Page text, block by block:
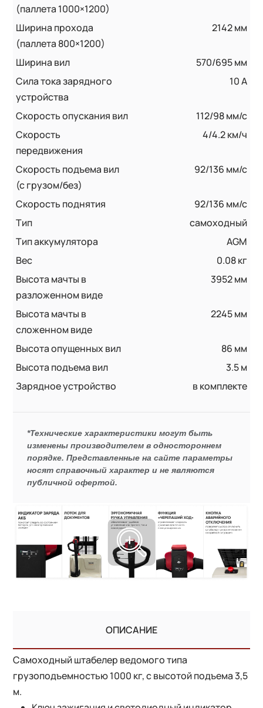
(паллета 1000×1200)
Ширина прохода
(паллета 800×1200)
2142 мм
Ширина вил
570/695 мм
Сила тока зарядного
устройства
10 А
Скорость опускания вил
112/98 мм/с
Скорость
передвижения
4/4.2 км/ч
Скорость подъема вил
(с грузом/без)
92/136 мм/с
Скорость поднятия
92/136 мм/с
Тип
самоходный
Тип аккумулятора
AGM
Вес
0.08 кг
Высота мачты в
разложенном виде
3952 мм
Высота мачты в
сложенном виде
2245 мм
Высота опущенных вил
86 мм
Высота подъема вил
3.5 м
Зарядное устройство
в комплекте
*Технические характеристики могут быть
изменены производителем в одностороннем
порядке. Представленные на сайте параметры
носят справочный характер и не являются
публичной офертой.
ОПИСАНИЕ
Самоходный штабелер ведомого типа
грузоподъемностью 1000 кг, с высотой подъема 3,5
м.